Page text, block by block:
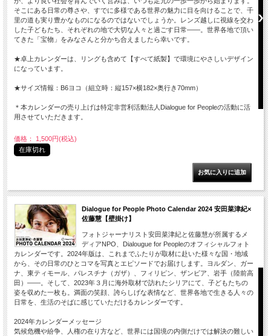
そこにある日常の尊さや、すでに多様である世界の魅力に目を向けることで、千
里の道も実り豊かなものになるのではないでしょうか。レンズ越しに視線を交わ
した子どもたち、それぞれの地で大切な人々と過ごす日常――。世界各地で頂い
てきた「宝物」をみなさんと分かち合えましたら幸いです。
★卓上カレンダーは、リングも含めて【すべて紙製】で環境にやさしいデザイン
になっています。
★サイズ情報：B6ヨコ（組立時：縦157×横182×奥行き70mm）
＊本カレンダーの売り上げは特定非営利活動法人Dialogue for Peopleの活動に活
用させていただきます。
価格： 1,500円(税込)
在庫切れ
Dialogue for People Photo Calendar 2024 安田菜津紀×
佐藤慧【壁掛け】
フォトジャーナリスト安田菜津紀と佐藤慧が所属するメ
ディアNPO、Dialougue for Peopleのオフィシャルフォト
カレンダーです。2024年版は、これまでふたりが取材に赴いた様々な国・地域
から、その日常のひとコマを写真とエピソードでお届けします。ヨルダン、ガー
ナ、東ティモール、パレスチナ（ガザ）、フィリピン、ザンビア、岩手（陸前高
田）――。そして、2023年３月に海外取材で訪れたシリアにて、子どもたちの
姿を収めた一枚も。満面の笑顔、誇らしげな表情など、世界各地で生きる人々の
日常を、生活のそばに感じていただけるカレンダーです。
2024年カレンダーメッセージ
気候危機や紛争、人権の在り方など、世界には国境の内側だけでは解決の難しい